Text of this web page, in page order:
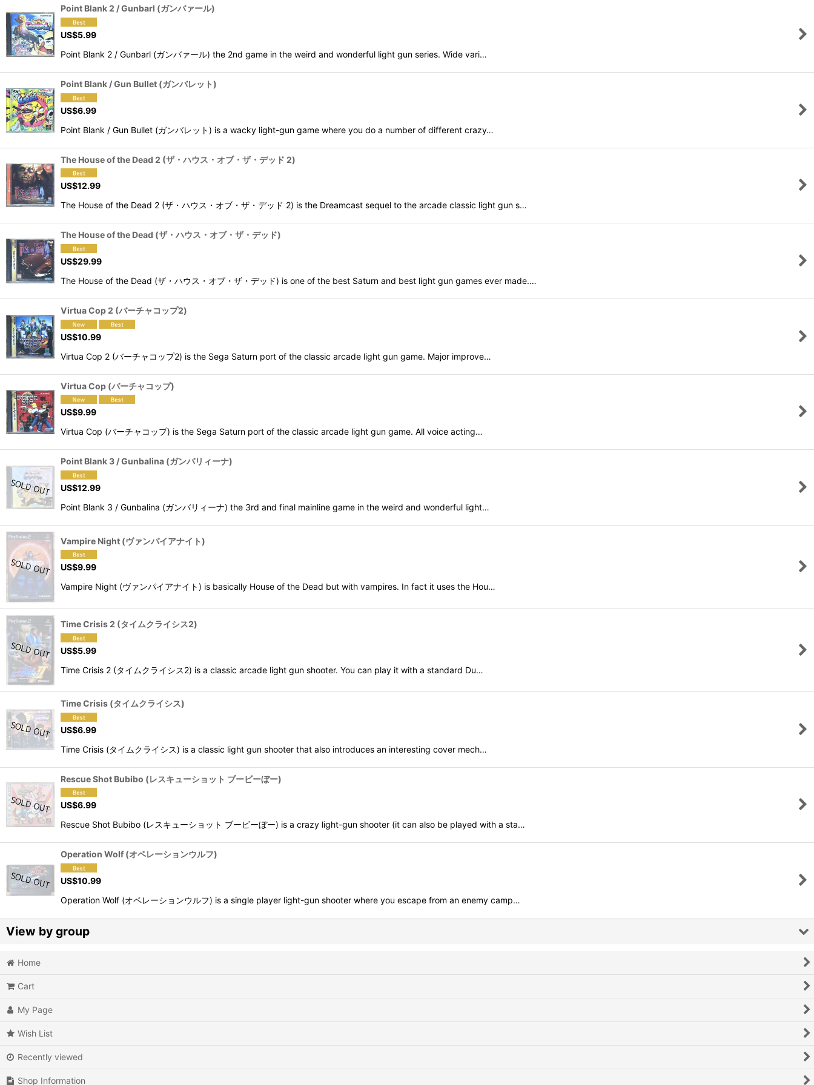
Point Blank 2 / Gunbarl (ガンバァール)
US$5.99
Point Blank 2 / Gunbarl (ガンバァール) the 2nd game in the weird and wonderful light gun series. Wide vari…
Point Blank / Gun Bullet (ガンバレット)
US$6.99
Point Blank / Gun Bullet (ガンバレット) is a wacky light-gun game where you do a number of different crazy…
The House of the Dead 2 (ザ・ハウス・オブ・ザ・デッド 2)
US$12.99
The House of the Dead 2 (ザ・ハウス・オブ・ザ・デッド 2) is the Dreamcast sequel to the arcade classic light gun s…
The House of the Dead (ザ・ハウス・オブ・ザ・デッド)
US$29.99
The House of the Dead (ザ・ハウス・オブ・ザ・デッド) is one of the best Saturn and best light gun games ever made.…
Virtua Cop 2 (バーチャコップ2)
US$10.99
Virtua Cop 2 (バーチャコップ2) is the Sega Saturn port of the classic arcade light gun game. Major improve…
Virtua Cop (バーチャコップ)
US$9.99
Virtua Cop (バーチャコップ) is the Sega Saturn port of the classic arcade light gun game. All voice acting…
Point Blank 3 / Gunbalina (ガンバリィーナ)
US$12.99
Point Blank 3 / Gunbalina (ガンバリィーナ) the 3rd and final mainline game in the weird and wonderful light…
Vampire Night (ヴァンパイアナイト)
US$9.99
Vampire Night (ヴァンパイアナイト) is basically House of the Dead but with vampires. In fact it uses the Hou…
Time Crisis 2 (タイムクライシス2)
US$5.99
Time Crisis 2 (タイムクライシス2) is a classic arcade light gun shooter. You can play it with a standard Du…
Time Crisis (タイムクライシス)
US$6.99
Time Crisis (タイムクライシス) is a classic light gun shooter that also introduces an interesting cover mech…
Rescue Shot Bubibo (レスキューショット ブービーぼー)
US$6.99
Rescue Shot Bubibo (レスキューショット ブービーぼー) is a crazy light-gun shooter (it can also be played with a sta…
Operation Wolf (オペレーションウルフ)
US$10.99
Operation Wolf (オペレーションウルフ) is a single player light-gun shooter where you escape from an enemy camp…
View by group
Action
Action RPG
Adventure
Home
Cart
My Page
Wish List
Recently viewed
Shop Information